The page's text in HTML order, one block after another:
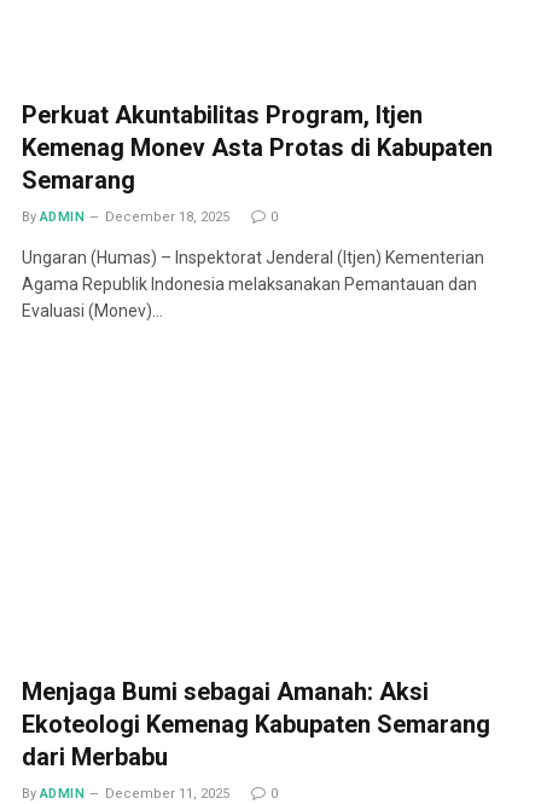
Perkuat Akuntabilitas Program, Itjen
Kemenag Monev Asta Protas di Kabupaten
Semarang
By ADMIN December 18, 2025 0
Ungaran (Humas) – Inspektorat Jenderal (Itjen) Kementerian
Agama Republik Indonesia melaksanakan Pemantauan dan
Evaluasi (Monev)…
Menjaga Bumi sebagai Amanah: Aksi
Ekoteologi Kemenag Kabupaten Semarang
dari Merbabu
By ADMIN December 11, 2025 0